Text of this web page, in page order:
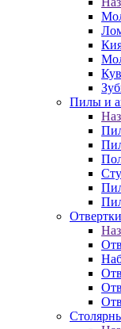
Пилы и
Отвертки